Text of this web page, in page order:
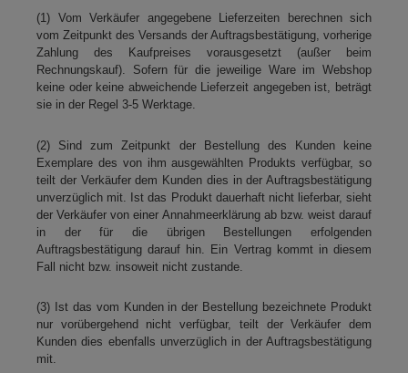
(1) Vom Verkäufer angegebene Lieferzeiten berechnen sich
vom Zeitpunkt des Versands der Auftragsbestätigung, vorherige
Zahlung des Kaufpreises vorausgesetzt (außer beim
Rechnungskauf). Sofern für die jeweilige Ware im Webshop
keine oder keine abweichende Lieferzeit angegeben ist, beträgt
sie in der Regel 3-5 Werktage.
(2) Sind zum Zeitpunkt der Bestellung des Kunden keine
Exemplare des von ihm ausgewählten Produkts verfügbar, so
teilt der Verkäufer dem Kunden dies in der Auftragsbestätigung
unverzüglich mit. Ist das Produkt dauerhaft nicht lieferbar, sieht
der Verkäufer von einer Annahmeerklärung ab bzw. weist darauf
in der für die übrigen Bestellungen erfolgenden
Auftragsbestätigung darauf hin. Ein Vertrag kommt in diesem
Fall nicht bzw. insoweit nicht zustande.
(3) Ist das vom Kunden in der Bestellung bezeichnete Produkt
nur vorübergehend nicht verfügbar, teilt der Verkäufer dem
Kunden dies ebenfalls unverzüglich in der Auftragsbestätigung
mit.